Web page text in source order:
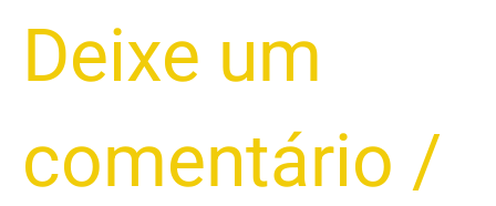
Deixe um
comentário /